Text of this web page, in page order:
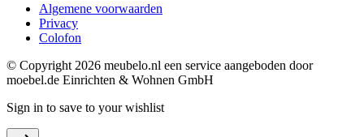
Algemene voorwaarden
Privacy
Colofon
© Copyright 2026 meubelo.nl een service aangeboden door
moebel.de Einrichten & Wohnen GmbH
Sign in to save to your wishlist